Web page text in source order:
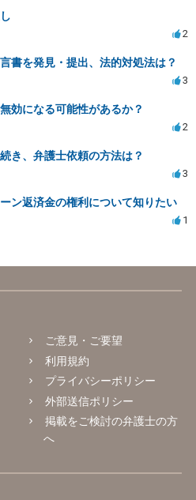
2
書を発見・提出、法的対処法は？
3
効になる可能性があるか？
2
き、弁護士依頼の方法は？
3
ン返済金の権利について知りたい
1
ご意見・ご要望
利用規約
プライバシーポリシー
外部送信ポリシー
掲載をご検討の弁護士の方
へ